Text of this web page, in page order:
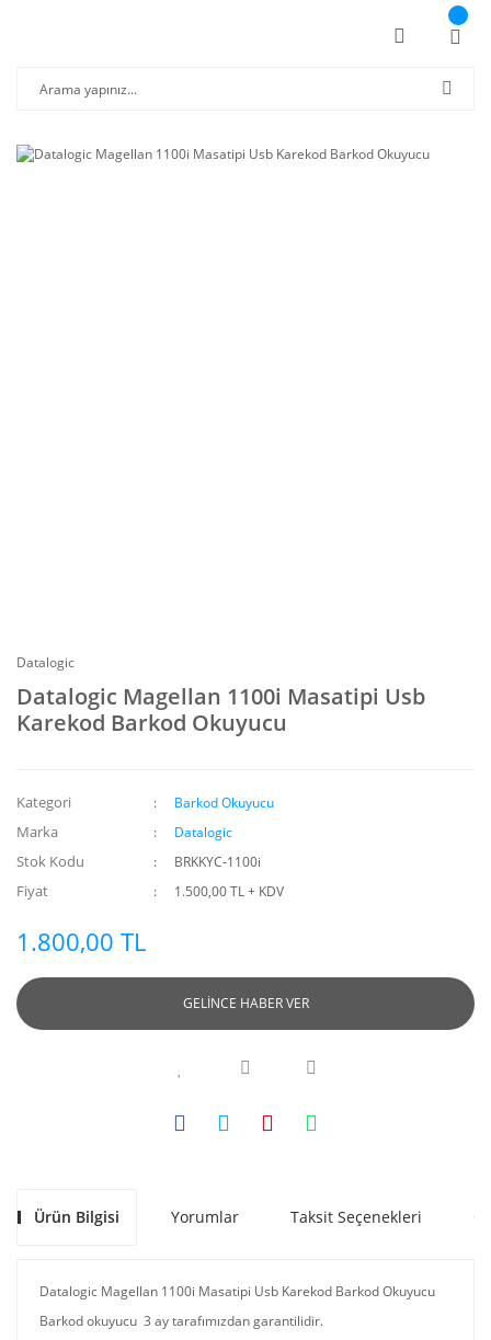
Datalogic
Datalogic Magellan 1100i Masatipi Usb
Karekod Barkod Okuyucu
Kategori Barkod Okuyucu
Marka Datalogic
Stok Kodu BRKKYC-1100i
Fiyat 1.500,00 TL + KDV
1.800,00 TL
GELİNCE HABER VER
Ürün Bilgisi Yorumlar Taksit Seçenekleri
Datalogic Magellan 1100i Masatipi Usb Karekod Barkod Okuyucu
Barkod okuyucu 3 ay tarafımızdan garantilidir.